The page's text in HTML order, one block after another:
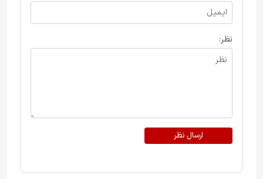
نظر:
ارسال نظر